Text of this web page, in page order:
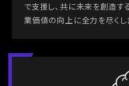
で支援し、共に未来を創造す
業価値の向上に全力を尽くし